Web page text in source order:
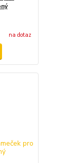
na dotaz